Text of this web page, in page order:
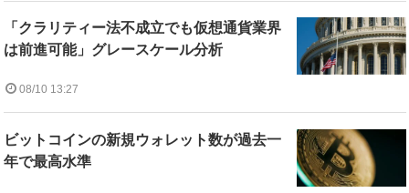
「クラリティー法不成立でも仮想通貨業界
は前進可能」グレースケール分析
08/10 13:27
ビットコインの新規ウォレット数が過去一
年で最高水準